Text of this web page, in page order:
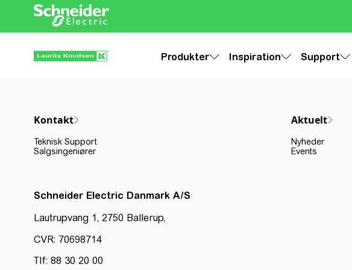
Produkter Inspiration Support
Kontakt
Teknisk Support
Salgsingeniører
Aktuelt
Nyheder
Events
Schneider Electric Danmark A/S
Lautrupvang 1, 2750 Ballerup,
CVR: 70698714
Tlf: 88 30 20 00